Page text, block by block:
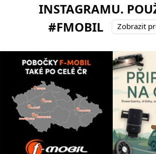
INSTAGRAMU.
#FMOBIL
Zobrazit